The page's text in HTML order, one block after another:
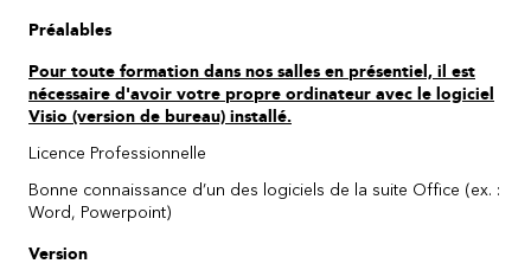
Préalables
Pour toute formation dans nos salles en présentiel, il est
nécessaire d'avoir votre propre ordinateur avec le logiciel
Visio (version de bureau) installé.
Licence Professionnelle
Bonne connaissance d’un des logiciels de la suite Office (ex. :
Word, Powerpoint)
Version